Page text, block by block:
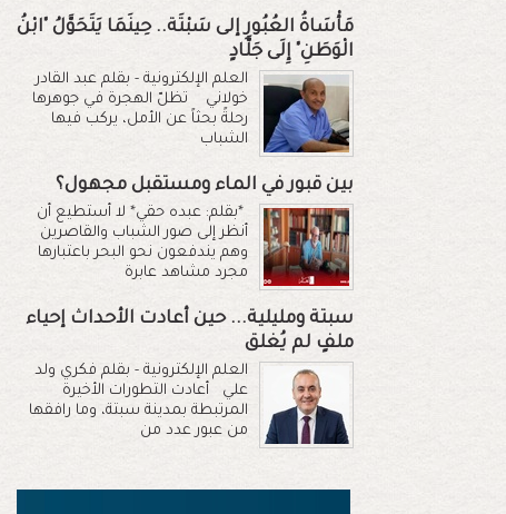
مَأْسَاةُ العُبُورِ إلى سَبْتَة.. حِينَمَا يَتَحَوَّلُ "ابْنُ
الْوَطَنِ" إِلَى جَلَّادٍ
العلم الإلكترونية - بقلم عبد القادر
خولاني تظلّ الهجرة في جوهرها
رحلةً بحثاً عن الأمل، يركب فيها
الشباب
بين قبور في الماء ومستقبل مجهول؟
*بقلم: عبده حقي* لا أستطيع أن
أنظر إلى صور الشباب والقاصرين
وهم يندفعون نحو البحر باعتبارها
مجرد مشاهد عابرة
سبتة ومليلية... حين أعادت الأحداث إحياء
ملفٍ لم يُغلق
العلم الإلكترونية - بقلم فكري ولد
علي أعادت التطورات الأخيرة
المرتبطة بمدينة سبتة، وما رافقها
من عبور عدد من